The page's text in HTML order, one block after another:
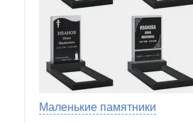
Маленькие памятники